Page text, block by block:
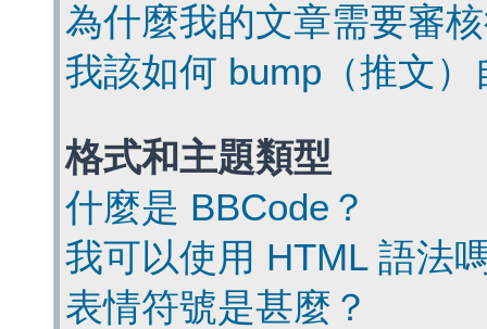
為什麼我的文章需要審
我該如何 bump（推文
格式和主題類型
什麼是 BBCode？
我可以使用 HTML 語法
表情符號是甚麼？